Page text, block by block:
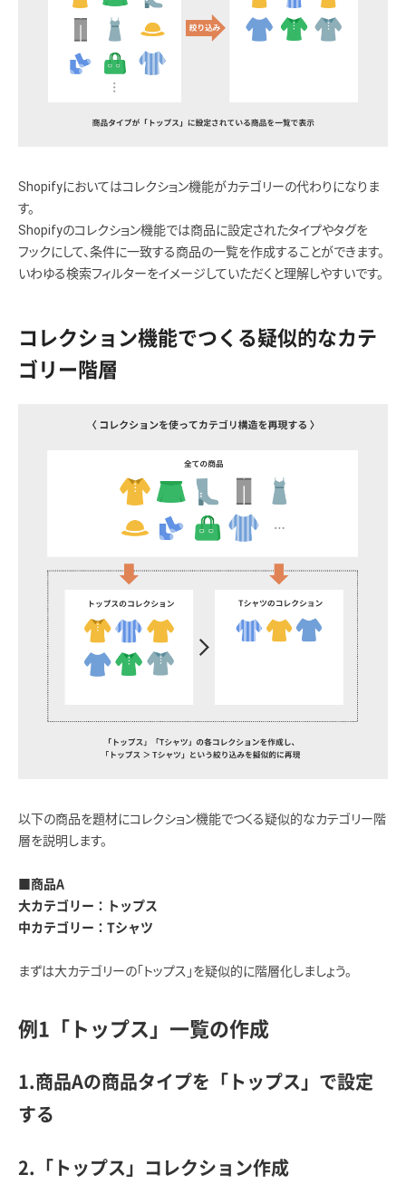
Shopifyにおいてはコレクション機能がカテゴリーの代わりになりま
す。
Shopifyのコレクション機能では商品に設定されたタイプやタグを
フックにして、条件に一致する商品の一覧を作成することができます。
いわゆる検索フィルターをイメージしていただくと理解しやすいです。
コレクション機能でつくる疑似的なカテ
ゴリー階層
以下の商品を題材にコレクション機能でつくる疑似的なカテゴリー階
層を説明します。
■商品A
大カテゴリー：トップス
中カテゴリー：Tシャツ
まずは大カテゴリーの「トップス」を疑似的に階層化しましょう。
例1「トップス」一覧の作成
1.商品Aの商品タイプを「トップス」で設定
する
2.「トップス」コレクション作成